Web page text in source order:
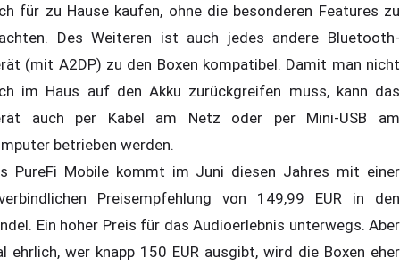
für zu Hause kaufen, ohne die besonderen Features zu
Des Weiteren ist auch jedes andere Bluetooth-
(mit A2DP) zu den Boxen kompatibel. Damit man nicht
im Haus auf den Akku zurückgreifen muss, kann das
auch per Kabel am Netz oder per Mini-USB am
betrieben werden.
PureFi Mobile kommt im Juni diesen Jahres mit einer
Preisempfehlung von 149,99 EUR in den
Ein hoher Preis für das Audioerlebnis unterwegs. Aber
ehrlich, wer knapp 150 EUR ausgibt, wird die Boxen eher